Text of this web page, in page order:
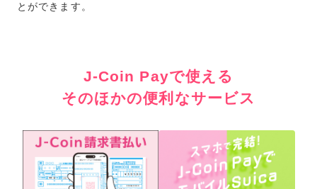
とができます。
J-Coin Payで使える
そのほかの便利なサービス